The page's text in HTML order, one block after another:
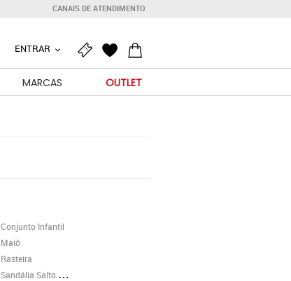
CANAIS DE ATENDIMENTO
ENTRAR
MARCAS OUTLET
Conjunto Infantil
Maiô
Rasteira
Sandália Salto Grosso